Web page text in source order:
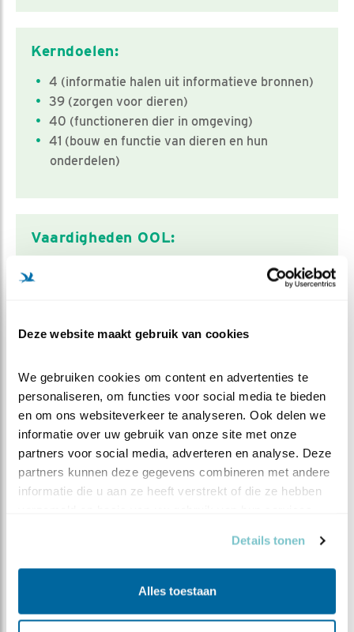
Deze website maakt gebruik van cookies
We gebruiken cookies om content en advertenties te
personaliseren, om functies voor social media te bieden
en om ons websiteverkeer te analyseren. Ook delen we
informatie over uw gebruik van onze site met onze
partners voor social media, adverteren en analyse. Deze
partners kunnen deze gegevens combineren met andere
informatie die u aan ze heeft verstrekt of die ze hebben
Details tonen
Alles toestaan
Kerndoelen:
4 (informatie halen uit informatieve bronnen)
39 (zorgen voor dieren)
40 (functioneren dier in omgeving)
41 (bouw en functie van dieren en hun
onderdelen)
Vaardigheden OOL:
45 min
Doelgroep:
Lente